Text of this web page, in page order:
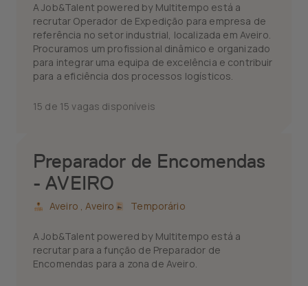
A Job&Talent powered by Multitempo está a
recrutar Operador de Expedição para empresa de
referência no setor industrial, localizada em Aveiro.
Procuramos um profissional dinâmico e organizado
para integrar uma equipa de excelência e contribuir
para a eficiência dos processos logísticos.
15 de 15 vagas disponíveis
Preparador de Encomendas
- AVEIRO
Aveiro ,Aveiro Temporário
A Job&Talent powered by Multitempo está a
recrutar para a função de Preparador de
Encomendas para a zona de Aveiro.